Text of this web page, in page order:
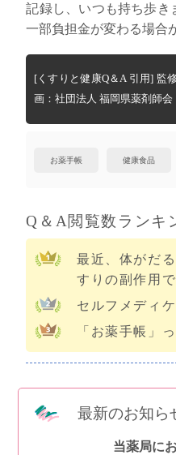
記録し、いつも持ち歩
一部負担金が変わる場合
[くすりと健康Q＆A 引用] 監
画：社団法人 福岡県薬剤師会
お薬手帳 健康食品
Q＆A閲覧数ランキ
最近、体がだ
すりの副作用で
セルフメディ
「お薬手帳」
最新のお知ら
当薬局に